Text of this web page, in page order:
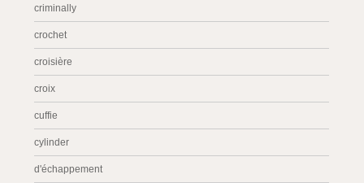
criminally
crochet
croisière
croix
cuffie
cylinder
d'échappement